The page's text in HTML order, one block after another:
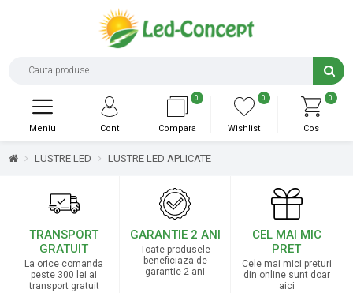
0
Cos
0
Wishlist
0
Compara
Cont
Meniu
LUSTRE LED LUSTRE LED APLICATE
TRANSPORT
GRATUIT
La orice comanda
peste 300 lei ai
transport gratuit
GARANTIE 2 ANI
Toate produsele
beneficiaza de
garantie 2 ani
CEL MAI MIC
PRET
Cele mai mici preturi
din online sunt doar
aici